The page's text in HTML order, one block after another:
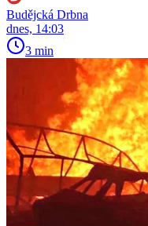
Budějcká Drbna
dnes, 14:03
3 min